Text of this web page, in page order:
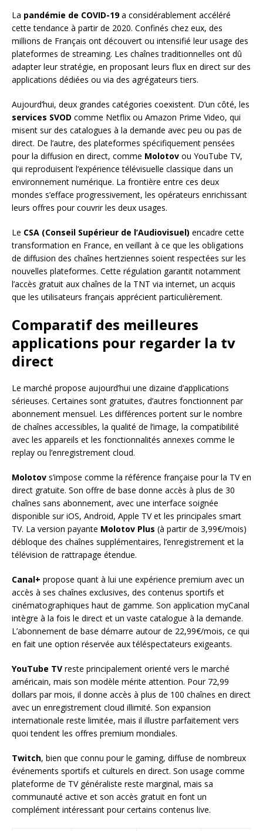
La pandémie de COVID-19a considérablement accéléré
cette tendance à partir de 2020. Confinés chez eux, des
millions de Français ont découvert ou intensifié leur usage des
plateformes de streaming. Les chaînes traditionnelles ont dû
adapter leur stratégie, en proposant leurs flux en direct sur des
applications dédiées ou via des agrégateurs tiers.
Aujourd’hui, deux grandes catégories coexistent. D’un côté, les
services SVOD comme Netflix ou Amazon Prime Video, qui
misent sur des catalogues à la demande avec peu ou pas de
direct. De l’autre, des plateformes spécifiquement pensées
pour la diffusion en direct, comme Molotov ou YouTube TV,
qui reproduisent l’expérience télévisuelle classique dans un
environnement numérique. La frontière entre ces deux
mondes s’efface progressivement, les opérateurs enrichissant
leurs offres pour couvrir les deux usages.
Le CSA (Conseil Supérieur de l’Audiovisuel) encadre cette
transformation en France, en veillant à ce que les obligations
de diffusion des chaînes hertziennes soient respectées sur les
nouvelles plateformes. Cette régulation garantit notamment
l’accès gratuit aux chaînes de la TNT via internet, un acquis
que les utilisateurs français apprécient particulièrement.
Comparatif des meilleures
applications pour regarder la tv
direct
Le marché propose aujourd’hui une dizaine d’applications
sérieuses. Certaines sont gratuites, d’autres fonctionnent par
abonnement mensuel. Les différences portent sur le nombre
de chaînes accessibles, la qualité de l’image, la compatibilité
avec les appareils et les fonctionnalités annexes comme le
replay ou l’enregistrement cloud.
Molotov s’impose comme la référence française pour la TV en
direct gratuite. Son offre de base donne accès à plus de 30
chaînes sans abonnement, avec une interface soignée
disponible sur iOS, Android, Apple TV et les principales smart
TV. La version payante Molotov Plus (à partir de 3,99€/mois)
débloque des chaînes supplémentaires, l’enregistrement et la
télévision de rattrapage étendue.
Canal+ propose quant à lui une expérience premium avec un
accès à ses chaînes exclusives, des contenus sportifs et
cinématographiques haut de gamme. Son application myCanal
intègre à la fois le direct et un vaste catalogue à la demande.
L’abonnement de base démarre autour de 22,99€/mois, ce qui
en fait une option réservée aux téléspectateurs exigeants.
YouTube TV reste principalement orienté vers le marché
américain, mais son modèle mérite attention. Pour 72,99
dollars par mois, il donne accès à plus de 100 chaînes en direct
avec un enregistrement cloud illimité. Son expansion
internationale reste limitée, mais il illustre parfaitement vers
quoi tendent les offres premium mondiales.
Twitch, bien que connu pour le gaming, diffuse de nombreux
événements sportifs et culturels en direct. Son usage comme
plateforme de TV généraliste reste marginal, mais sa
communauté active et son accès gratuit en font un
complément intéressant pour certains contenus live.